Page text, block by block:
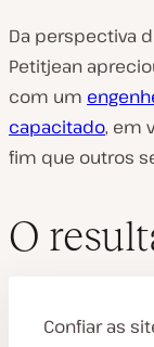
Da perspectiva
Petitjean
com um
capacitado, em
fim que outros
O
Confiar as